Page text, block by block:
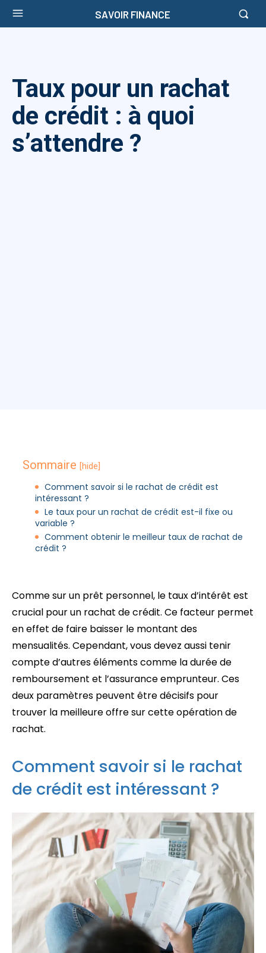
SAVOIR FINANCE
Taux pour un rachat
de crédit : à quoi
s’attendre ?
Sommaire [hide]
Comment savoir si le rachat de crédit est
intéressant ?
Le taux pour un rachat de crédit est-il fixe ou
variable ?
Comment obtenir le meilleur taux de rachat de
crédit ?
Comme sur un prêt personnel, le taux d’intérêt est
crucial pour un rachat de crédit. Ce facteur permet
en effet de faire baisser le montant des
mensualités. Cependant, vous devez aussi tenir
compte d’autres éléments comme la durée de
remboursement et l’assurance emprunteur. Ces
deux paramètres peuvent être décisifs pour
trouver la meilleure offre sur cette opération de
rachat.
Comment savoir si le rachat
de crédit est intéressant ?